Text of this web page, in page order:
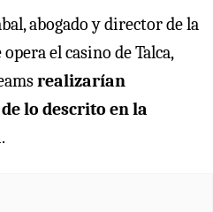
abogado y director de la
el casino de Talca,
realizarían
lo descrito en la
.